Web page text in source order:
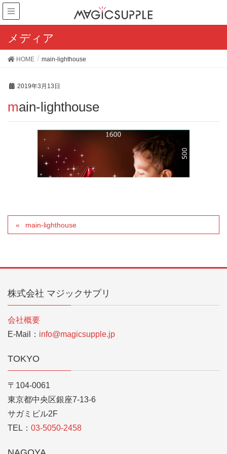
メディア
HOME main-lighthouse
2019年3月13日
main-lighthouse
main-lighthouse
株式会社 マジックサプリ
会社概要
E-Mail： info@magicsupple.jp
TOKYO
〒104-0061
東京都中央区銀座7-13-6
サガミビル2F
TEL： 03-5050-2458